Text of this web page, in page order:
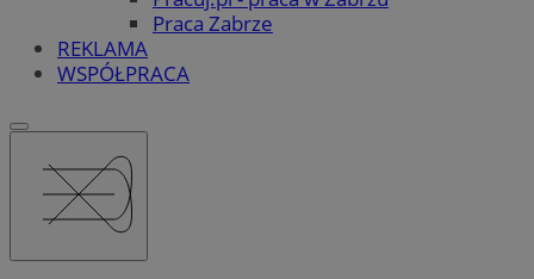
Praca Zabrze
REKLAMA
WSPÓŁPRACA